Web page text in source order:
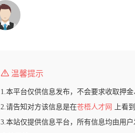
温馨提示
1.本平台仅供信息发布，不会要求收取押金
2.请告知对方该信息是在苍梧人才网
上看
3.本站仅提供信息平台，所有信息均由用